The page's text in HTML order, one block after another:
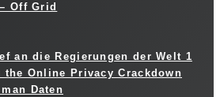
Off Grid
an die Regierungen der Welt 1
the Online Privacy Crackdown
Daten